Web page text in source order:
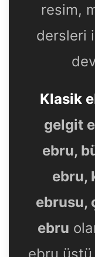
resim,
dersleri
Klasik
gelgit
ebru,
ebru,
ebrusu,
ebru
ebru